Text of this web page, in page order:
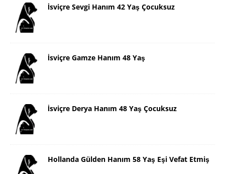
İsviçre Sevgi Hanım 42 Yaş Çocuksuz
İsviçre Gamze Hanım 48 Yaş
İsviçre Derya Hanım 48 Yaş Çocuksuz
Hollanda Gülden Hanım 58 Yaş Eşi Vefat Etmiş